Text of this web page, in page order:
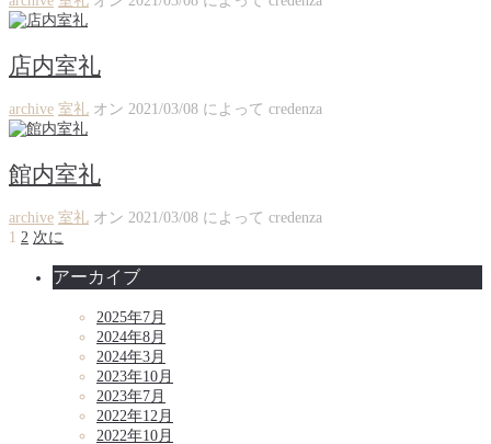
店内室礼
archive 室礼 オン 2021/03/08 によって credenza
館内室礼
archive 室礼 オン 2021/03/08 によって credenza
1 2 次に
アーカイブ
2025年7月
2024年8月
2024年3月
2023年10月
2023年7月
2022年12月
2022年10月